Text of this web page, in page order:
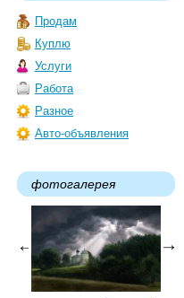
Продам
Куплю
Услуги
Работа
Разное
Авто-объявления
фотогалерея